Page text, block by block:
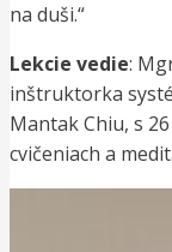
na duši.“
Lekcie vedie:
inštruktorka
Mantak Chiu, s
cvičeniach a